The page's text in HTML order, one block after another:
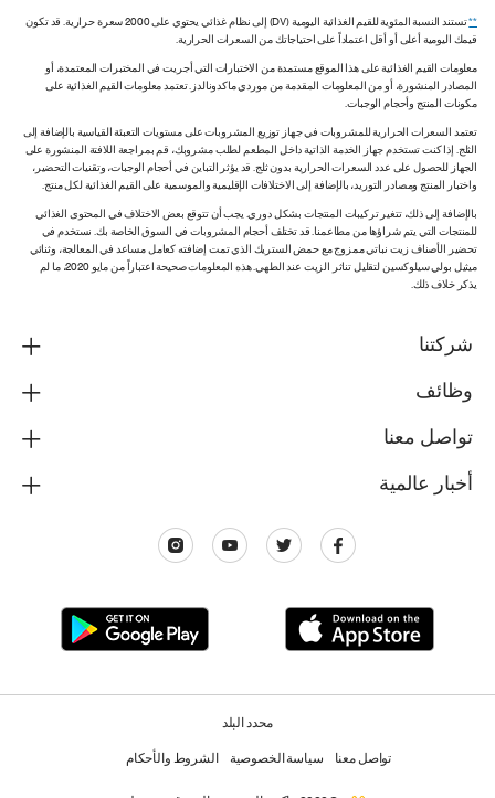
**
تستند النسبة المئوية للقيم الغذائية اليومية (DV) إلى نظام غذائي يحتوي على 2000 سعرة حرارية. قد تكون
قيمك اليومية أعلى أو أقل اعتماداً على احتياجاتك من السعرات الحرارية.
معلومات القيم الغذائية على هذا الموقع مستمدة من الاختبارات التي أجريت في المختبرات المعتمدة، أو
المصادر المنشورة، أو من المعلومات المقدمة من موردي ماكدونالدز. تعتمد معلومات القيم الغذائية على
مكونات المنتج وأحجام الوجبات.
تعتمد السعرات الحرارية للمشروبات في جهاز توزيع المشروبات على مستويات التعبئة القياسية بالإضافة إلى
الثلج. إذا كنت تستخدم جهاز الخدمة الذاتية داخل المطعم لطلب مشروبك، قم بمراجعة اللافتة المنشورة على
الجهاز للحصول على عدد السعرات الحرارية بدون ثلج. قد يؤثر التباين في أحجام الوجبات، وتقنيات التحضير،
واختبار المنتج ومصادر التوريد، بالإضافة إلى الاختلافات الإقليمية والموسمية على القيم الغذائية لكل منتج.
بالإضافة إلى ذلك، تتغير تركيبات المنتجات بشكل دوري. يجب أن تتوقع بعض الاختلاف في المحتوى الغذائي
للمنتجات التي يتم شراؤها من مطاعمنا. قد تختلف أحجام المشروبات في السوق الخاصة بك. نستخدم في
تحضير الأصناف زيت نباتي ممزوج مع حمض الستريك الذي تمت إضافته كعامل مساعد في المعالجة، وثنائي
ميثيل بولي سيلوكسين لتقليل تناثر الزيت عند الطهي. هذه المعلومات صحيحة اعتباراً من مايو 2020، ما لم
يذكر خلاف ذلك.
شركتنا
وظائف
تواصل معنا
أخبار عالمية
محدد البلد
تواصل معنا سياسة الخصوصية الشروط والأحكام